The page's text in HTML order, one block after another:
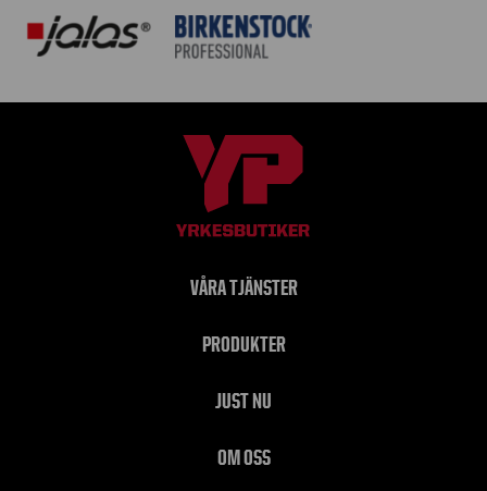
VÅRA TJÄNSTER
PRODUKTER
JUST NU
OM OSS